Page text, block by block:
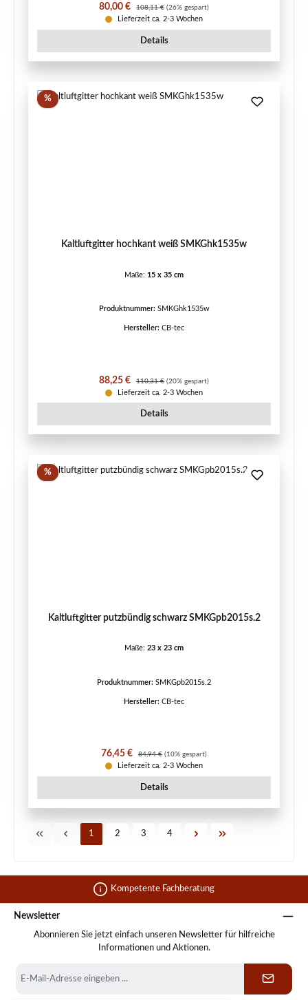
Verkaufspreis:
80,00 € Regulärer Preis:
108,11 € (26% gespart)
Lieferzeit ca. 2-3 Wochen
Details
%Rabatt
Kaltluftgitter hochkant weiß SMKGhk1535w
Maße: 15 x 35 cm
Produktnummer: SMKGhk1535w
Hersteller: CB-tec
Verkaufspreis:
88,25 € Regulärer Preis:
110,31 € (20% gespart)
Lieferzeit ca. 2-3 Wochen
Details
%Rabatt
Kaltluftgitter putzbündig schwarz SMKGpb2015s.2
Maße: 23 x 23 cm
Produktnummer: SMKGpb2015s.2
Hersteller: CB-tec
Verkaufspreis:
76,45 € Regulärer Preis:
84,94 € (10% gespart)
Lieferzeit ca. 2-3 Wochen
Details
Seite
1 Seite
2 Seite
3 Seite
4
Kompetente Fachberatung
Newsletter
Abonnieren Sie jetzt einfach unseren Newsletter für hilfreiche
Informationen und Aktionen.
Mail-